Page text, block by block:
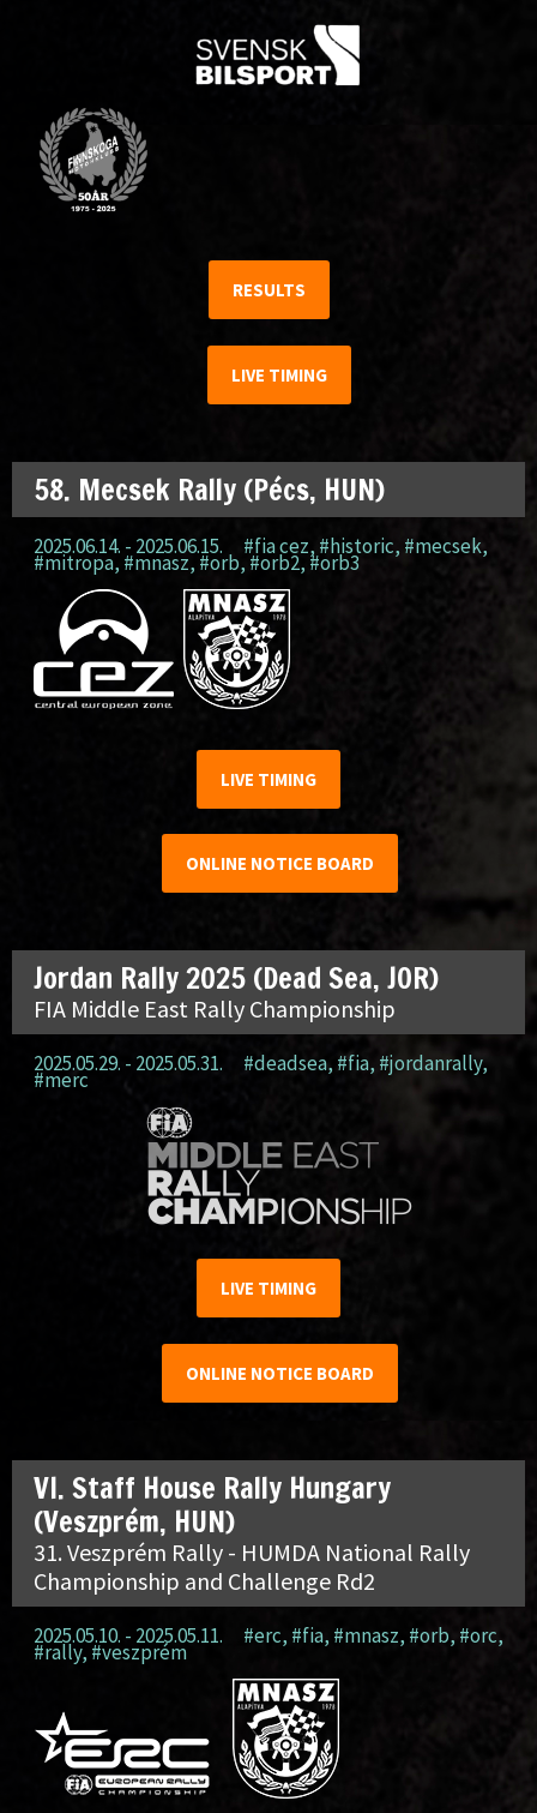
RESULTS
LIVE TIMING
58. Mecsek Rally (Pécs, HUN)
2025.06.14. - 2025.06.15. #fia cez, #historic, #mecsek,
#mitropa, #mnasz, #orb, #orb2, #orb3
LIVE TIMING
ONLINE NOTICE BOARD
Jordan Rally 2025 (Dead Sea, JOR)
FIA Middle East Rally Championship
2025.05.29. - 2025.05.31. #deadsea, #fia,#jordanrally,
#merc
LIVE TIMING
ONLINE NOTICE BOARD
VI. Staff House Rally Hungary
(Veszprém, HUN)
31. Veszprém Rally - HUMDA National Rally
Championship and Challenge Rd2
2025.05.10. - 2025.05.11. #erc, #fia, #mnasz, #orb, #orc,
#rally,#veszprém